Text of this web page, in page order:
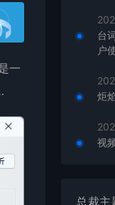
一
台
户
炬
视
总裁主